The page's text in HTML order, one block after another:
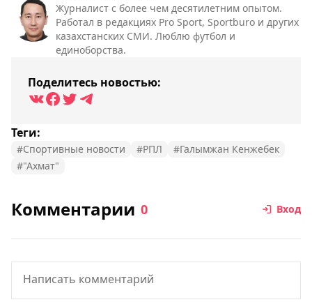
Журналист с более чем десятилетним опытом.
Работал в редакциях Pro Sport, Sportburo и других
казахстанских СМИ. Люблю футбол и
единоборства.
Поделитесь новостью:
Теги:
#Спортивные новости #РПЛ
#Галымжан Кенжебек
#"Ахмат"
Комментарии 0 Вход